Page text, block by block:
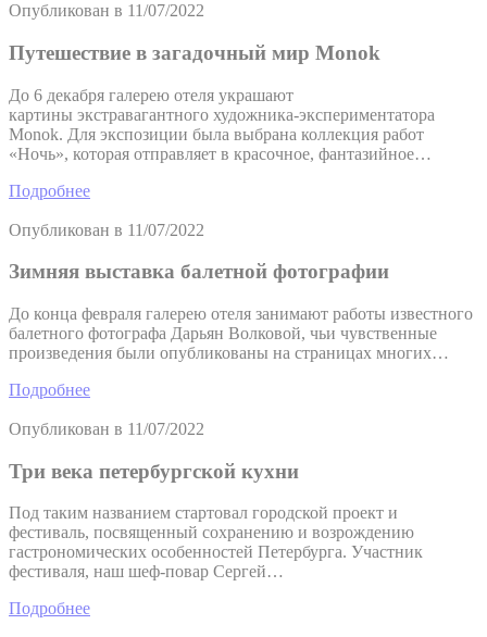
Опубликован в 11/07/2022
Путешествие в загадочный мир Monok
До 6 декабря галерею отеля украшают
картины экстравагантного художника-экспериментатора
Monok. Для экспозиции была выбрана коллекция работ
«Ночь», которая отправляет в красочное, фантазийное…
Подробнее
Опубликован в 11/07/2022
Зимняя выставка балетной фотографии
До конца февраля галерею отеля занимают работы известного
балетного фотографа Дарьян Волковой, чьи чувственные
произведения были опубликованы на страницах многих…
Подробнее
Опубликован в 11/07/2022
Три века петербургской кухни
Под таким названием стартовал городской проект и
фестиваль, посвященный сохранению и возрождению
гастрономических особенностей Петербурга. Участник
фестиваля, наш шеф-повар Сергей…
Подробнее